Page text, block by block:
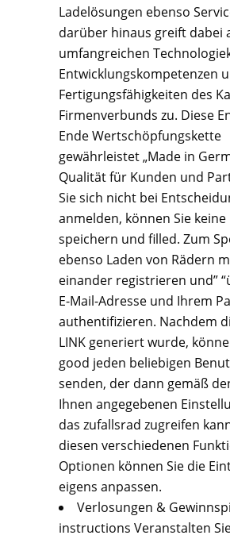
Ladelösungen ebenso
darüber hinaus greift dabei
umfangreichen
Entwicklungskompetenzen
Fertigungsfähigkeiten des
Firmenverbunds zu. Diese
Ende Wertschöpfungskette
gewährleistet „Made in
Qualität für Kunden und
Sie sich nicht bei
anmelden, können Sie keine
speichern und filled. Zum
ebenso Laden von Rädern
einander registrieren und”
E-Mail-Adresse und Ihrem
authentifizieren. Nachdem
LINK generiert wurde,
good jeden beliebigen
senden, der dann gemäß
Ihnen angegebenen
das zufallsrad zugreifen
diesen verschiedenen
Optionen können Sie die
eigens anpassen.
Verlosungen &
instructions Veranstalten